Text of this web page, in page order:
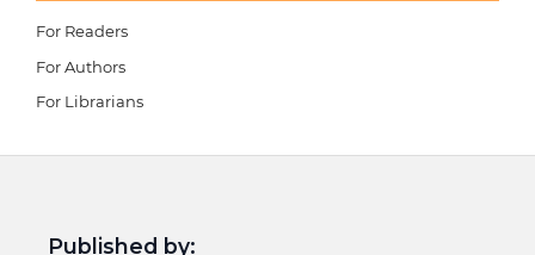
For Readers
For Authors
For Librarians
Published by: